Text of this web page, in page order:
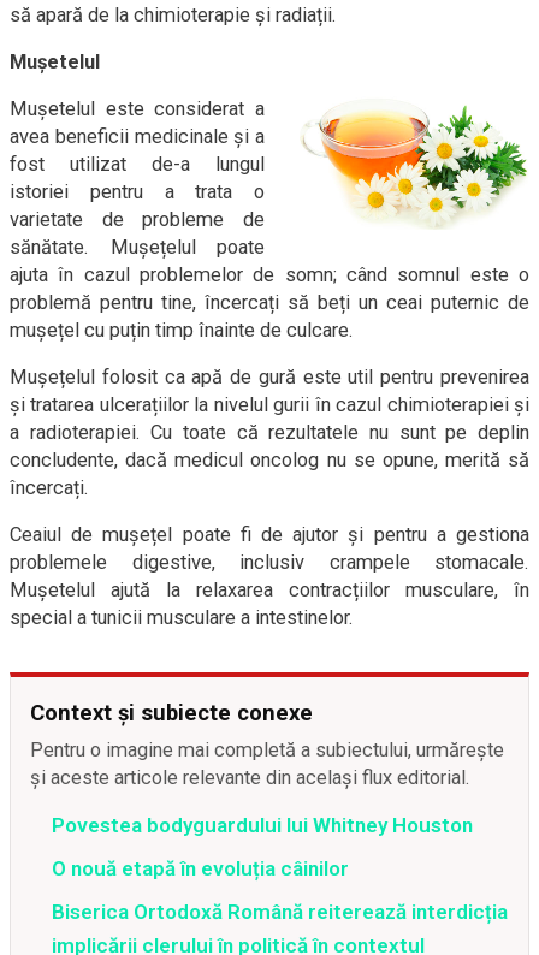
să apară de la chimioterapie și radiații.
Mușetelul
Mușetelul este considerat a
avea beneficii medicinale și a
fost utilizat de-a lungul
istoriei pentru a trata o
varietate de probleme de
sănătate. Mușețelul poate
ajuta în cazul problemelor de somn; când somnul este o
problemă pentru tine, încercați să beți un ceai puternic de
mușețel cu puțin timp înainte de culcare.
Mușețelul folosit ca apă de gură este util pentru prevenirea
și tratarea ulcerațiilor la nivelul gurii în cazul chimioterapiei și
a radioterapiei. Cu toate că rezultatele nu sunt pe deplin
concludente, dacă medicul oncolog nu se opune, merită să
încercați.
Ceaiul de mușețel poate fi de ajutor și pentru a gestiona
problemele digestive, inclusiv crampele stomacale.
Mușetelul ajută la relaxarea contracțiilor musculare, în
special a tunicii musculare a intestinelor.
Context și subiecte conexe
Pentru o imagine mai completă a subiectului, urmărește
și aceste articole relevante din același flux editorial.
Povestea bodyguardului lui Whitney Houston
O nouă etapă în evoluția câinilor
Biserica Ortodoxă Română reiterează interdicția
implicării clerului în politică în contextul